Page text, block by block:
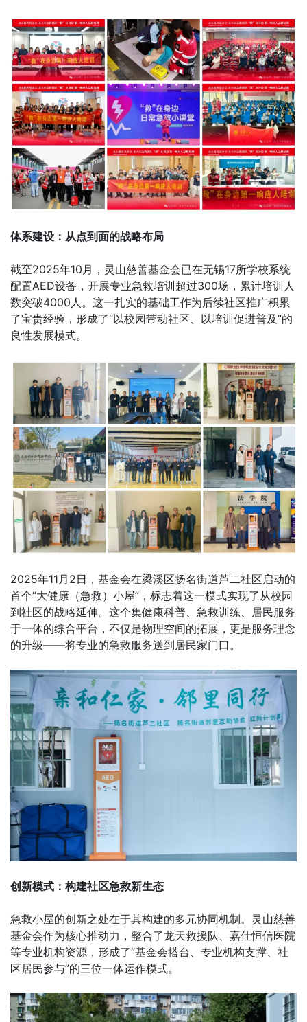
体系建设：从点到面的战略布局
截至2025年10月，灵山慈善基金会已在无锡17所学校系统
配置AED设备，开展专业急救培训超过300场，累计培训人
数突破4000人。这一扎实的基础工作为后续社区推广积累
了宝贵经验，形成了“以校园带动社区、以培训促进普及”的
良性发展模式。
2025年11月2日，基金会在梁溪区扬名街道芦二社区启动的
首个“大健康（急救）小屋”，标志着这一模式实现了从校园
到社区的战略延伸。这个集健康科普、急救训练、居民服务
于一体的综合平台，不仅是物理空间的拓展，更是服务理念
的升级——将专业的急救服务送到居民家门口。
创新模式：构建社区急救新生态
急救小屋的创新之处在于其构建的多元协同机制。灵山慈善
基金会作为核心推动力，整合了龙天救援队、嘉仕恒信医院
等专业机构资源，形成了“基金会搭台、专业机构支撑、社
区居民参与”的三位一体运作模式。